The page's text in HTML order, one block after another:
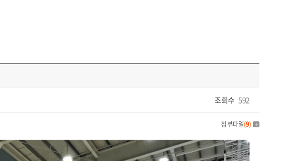
조회수 592
첨부파일(9)